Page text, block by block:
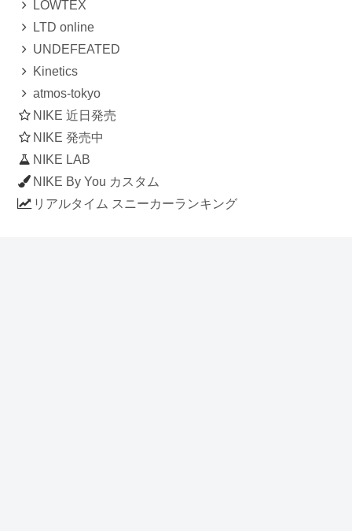
LOWTEX
LTD online
UNDEFEATED
Kinetics
atmos-tokyo
NIKE 近日発売
NIKE 発売中
NIKE LAB
NIKE By You カスタム
リアルタイム スニーカーランキング